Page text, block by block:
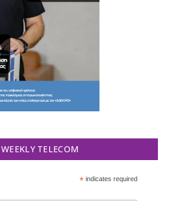
TELECOM
*indicates required